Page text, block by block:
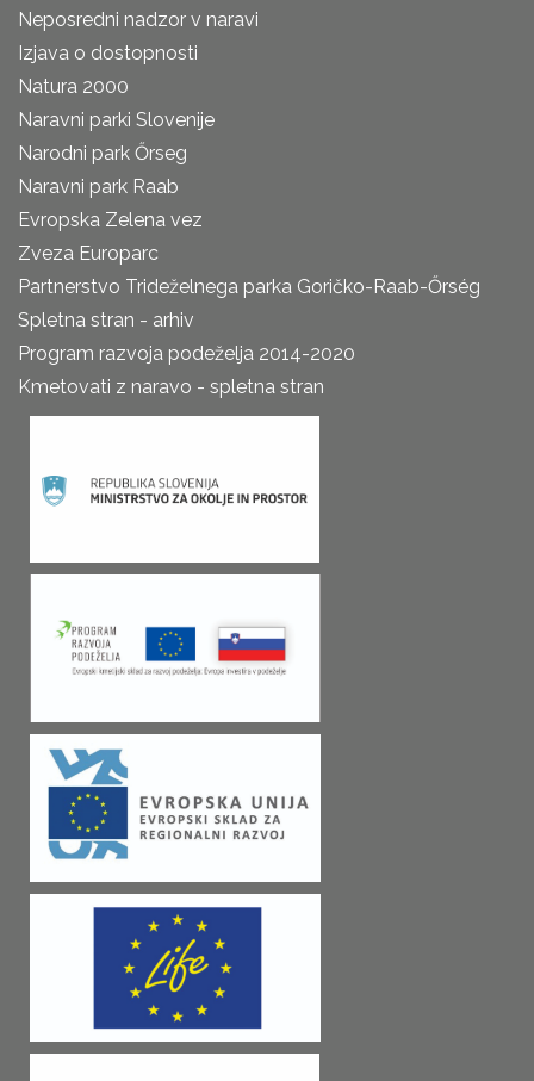
Neposredni nadzor v naravi
Izjava o dostopnosti
Natura 2000
Naravni parki Slovenije
Narodni park Őrseg
Naravni park Raab
Evropska Zelena vez
Zveza Europarc
Partnerstvo Trideželnega parka Goričko-Raab-Őrség
Spletna stran - arhiv
Program razvoja podeželja 2014-2020
Kmetovati z naravo - spletna stran